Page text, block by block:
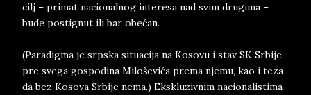
cilj – primat nacionalnog interesa nad svim drugima –
bude postignut ili bar obećan.
(Paradigma je srpska situacija na Kosovu i stav SK Srbije,
pre svega gospodina Miloševića prema njemu, kao i teza
da bez Kosova Srbije nema.) Ekskluzivnim nacionalistima